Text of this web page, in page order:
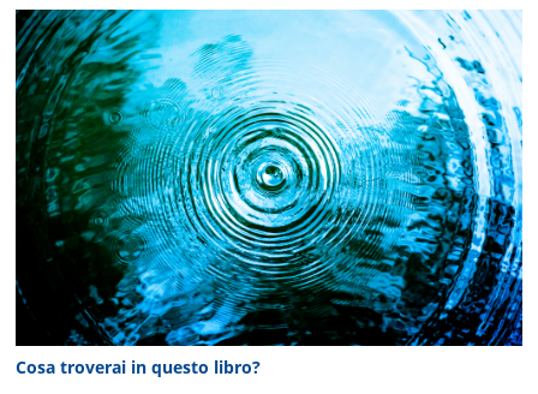
Cosa troverai in questo libro?